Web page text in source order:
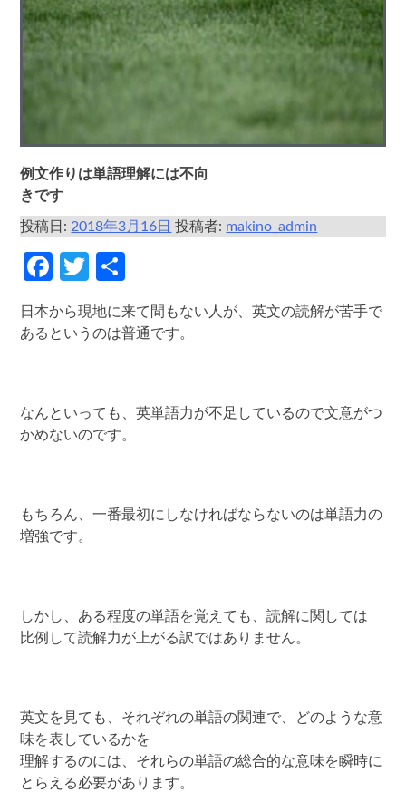
例文作りは単語理解には不向
きです
投稿日:2018年3月16日 投稿者: makino_admin
Facebook
Twitter
日本から現地に来て間もない人が、英文の読解が苦手で
あるというのは普通です。
なんといっても、英単語力が不足しているので文意がつ
かめないのです。
もちろん、一番最初にしなければならないのは単語力の
増強です。
しかし、ある程度の単語を覚えても、読解に関しては
比例して読解力が上がる訳ではありません。
英文を見ても、それぞれの単語の関連で、どのような意
味を表しているかを
理解するのには、それらの単語の総合的な意味を瞬時に
とらえる必要があります。